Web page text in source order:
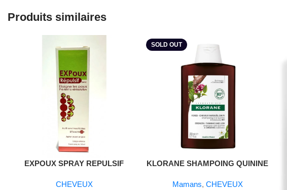
Produits similaires
EXPOUX SPRAY REPULSIF
CHEVEUX
SOLD OUT
Lire La Suite
KLORANE SHAMPOING QUININE
Mamans, CHEVEUX